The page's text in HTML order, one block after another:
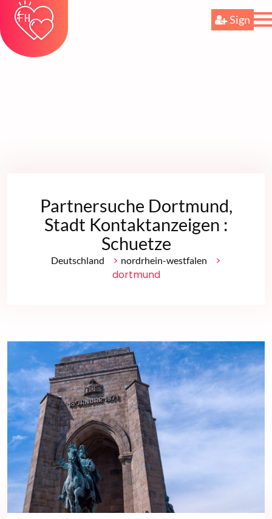
Sign
Partnersuche Dortmund,
Stadt Kontaktanzeigen :
Schuetze
Deutschland > nordrhein-westfalen
>
dortmund